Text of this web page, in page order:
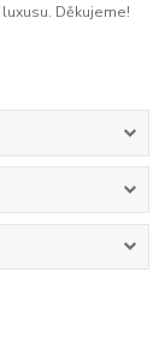
Děkujeme!